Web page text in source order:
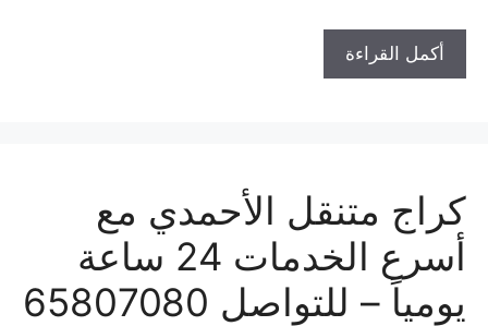
أكمل القراءة
كراج متنقل الأحمدي مع
أسرع الخدمات 24 ساعة
يومياً – للتواصل 65807080